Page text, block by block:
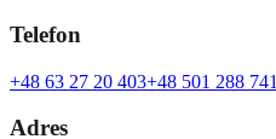
Telefon
+48 63 27 20 403+48 501 288 741
Adres